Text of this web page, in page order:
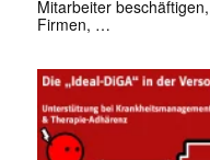
Mitarbeiter
Firmen, …